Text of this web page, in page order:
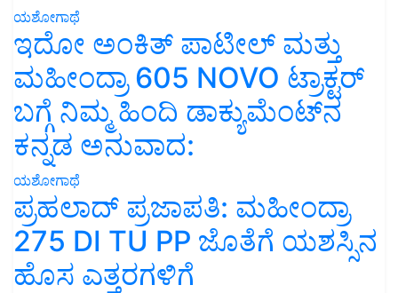
ಯಶೋಗಾಥೆ
ಇದೋ ಅಂಕಿತ್ ಪಾಟೀಲ್ ಮತ್ತು
ಮಹೀಂದ್ರಾ 605 NOVO ಟ್ರಾಕ್ಟರ್
ಬಗ್ಗೆ ನಿಮ್ಮ ಹಿಂದಿ ಡಾಕ್ಯುಮೆಂಟ್‌ನ
ಕನ್ನಡ ಅನುವಾದ:
ಯಶೋಗಾಥೆ
ಪ್ರಹಲಾದ್ ಪ್ರಜಾಪತಿ: ಮಹೀಂದ್ರಾ
275 DI TU PP ಜೊತೆಗೆ ಯಶಸ್ಸಿನ
ಹೊಸ ಎತ್ತರಗಳಿಗೆ